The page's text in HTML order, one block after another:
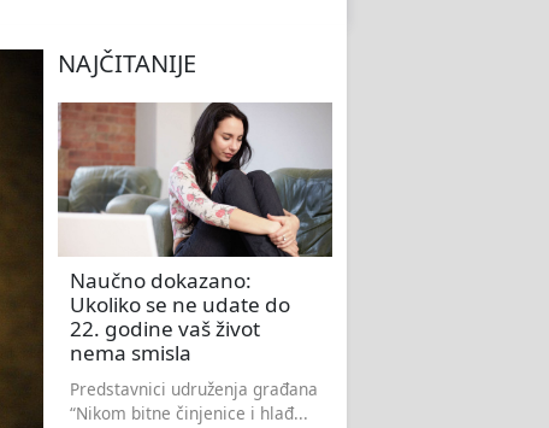
NAJČITANIJE
Naučno dokazano:
Ukoliko se ne udate do
22. godine vaš život
nema smisla
Predstavnici udruženja građana
“Nikom bitne činjenice i hlađ...